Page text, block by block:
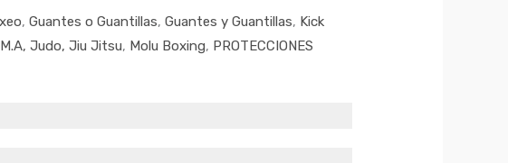
,Guantes o Guantillas,Guantes y Guantillas, Kick
Judo, Jiu Jitsu, Molu Boxing, PROTECCIONES